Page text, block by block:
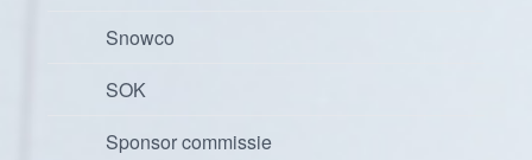
Snowco
SOK
Sponsor commissie